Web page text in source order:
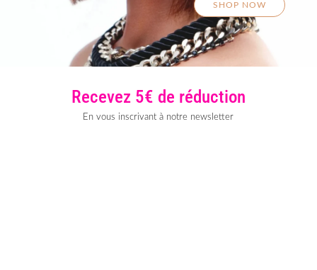
SHOP NOW
Recevez 5€ de réduction
En vous inscrivant à notre newsletter